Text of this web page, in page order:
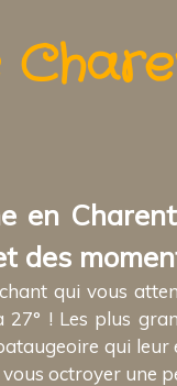
en
des
qui vous
! Les plus
qui
octroyer une